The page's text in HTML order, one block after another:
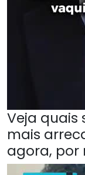
Veja quais
mais
agora, por